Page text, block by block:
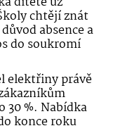
chtějí znát
absence a
do soukromí
elektřiny právě
30 %. Nabídka
konce roku